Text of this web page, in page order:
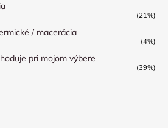
(21%)
/ macerácia
(4%)
pri mojom výbere
(39%)